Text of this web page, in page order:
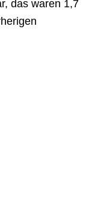
das waren 1,7